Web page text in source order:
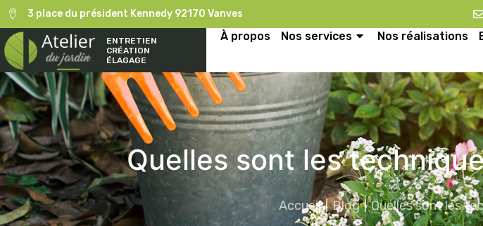
3 place du président Kennedy 92170 Vanves
ENTRETIEN
CRÉATION
ÉLAGAGE
À propos Nos services Nos réalisations
Quelles sont les
Accueil Blog Quelles sont les